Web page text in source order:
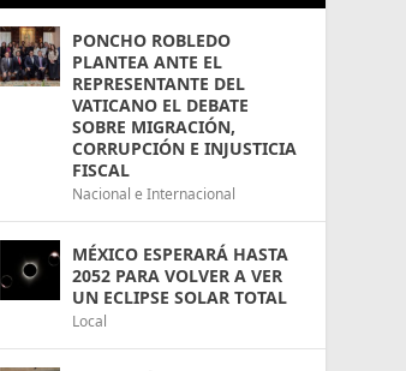
PONCHO ROBLEDO
PLANTEA ANTE EL
REPRESENTANTE DEL
VATICANO EL DEBATE
SOBRE MIGRACIÓN,
CORRUPCIÓN E INJUSTICIA
FISCAL
Nacional e Internacional
MÉXICO ESPERARÁ HASTA
2052 PARA VOLVER A VER
UN ECLIPSE SOLAR TOTAL
Local